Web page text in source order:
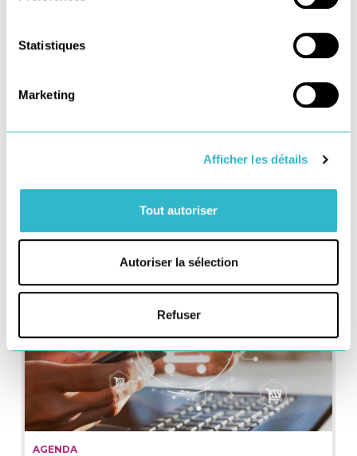
Statistiques
Marketing
Afficher les détails
Tout autoriser
Autoriser la sélection
Refuser
Retail Chain 2020
SEPTEMBRE 2020
AGENDA